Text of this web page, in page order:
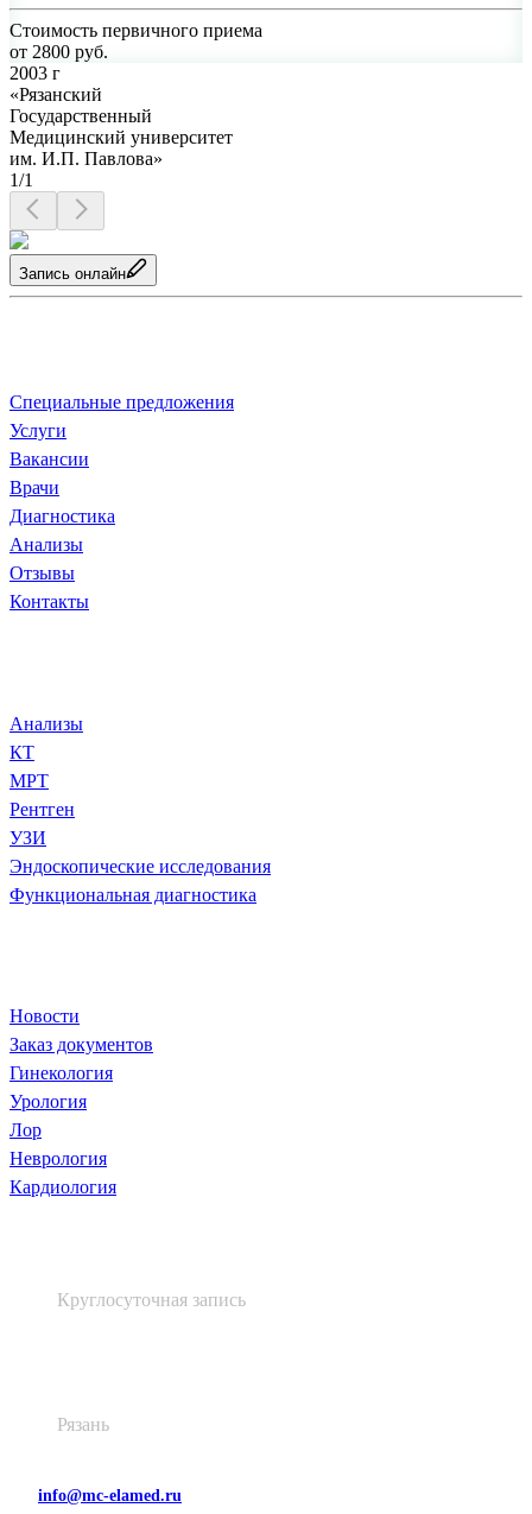
Стоимость первичного приема
от 2800 руб.
2003 г
«Рязанский
Государственный
Медицинский университет
им. И.П. Павлова»
1/1
Запись онлайн
Специальные предложения
Услуги
Ваканcии
Врачи
Диагностика
Анализы
Отзывы
Контакты
Анализы
КТ
МРТ
Рентген
УЗИ
Эндоскопические исследования
Функциональная диагностика
Новости
Заказ документов
Гинекология
Урология
Лор
Неврология
Кардиология
Круглосуточная запись
Рязань
info@mc-elamed.ru